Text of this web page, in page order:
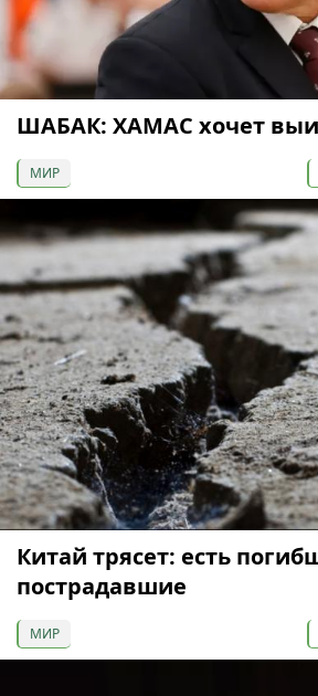
ШАБАК: ХАМАС хочет
МИР
Китай трясет: есть
пострадавшие
МИР